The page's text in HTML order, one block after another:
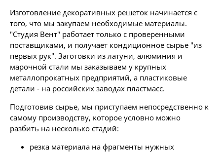
Изготовление декоративных решеток начинается с
того, что мы закупаем необходимые материалы.
"Студия Вент" работает только с проверенными
поставщиками, и получает кондиционное сырье "из
первых рук". Заготовки из латуни, алюминия и
марочной стали мы заказываем у крупных
металлопрокатных предприятий, а пластиковые
детали - на российских заводах пластмасс.
Подготовив сырье, мы приступаем непосредственно к
самому производству, которое условно можно
разбить на несколько стадий:
резка материала на фрагменты нужных